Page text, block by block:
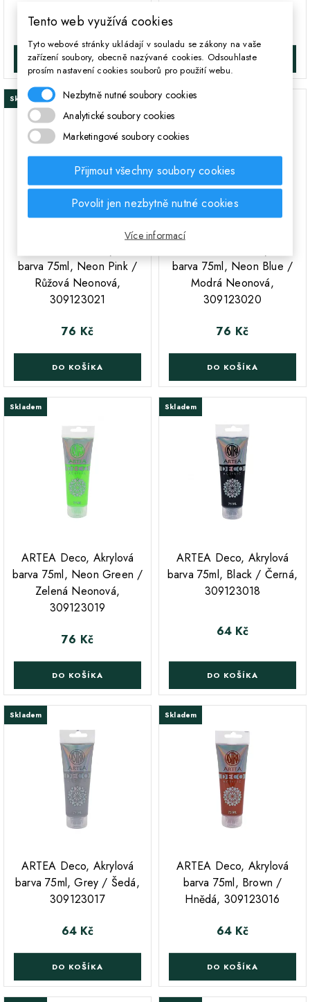
Cena
93 Kč
DO KOŠÍKA DO KOŠÍKA
Skladem
barva 75ml, Neon Pink /
Růžová Neonová,
309123021
Cena
76 Kč
DO KOŠÍKA
Skladem
barva 75ml, Neon Blue /
Modrá Neonová,
309123020
Cena
76 Kč
DO KOŠÍKA
Skladem
ARTEA Deco, Akrylová
barva 75ml, Neon Green /
Zelená Neonová,
309123019
Cena
76 Kč
DO KOŠÍKA
Skladem
ARTEA Deco, Akrylová
barva 75ml, Black / Černá,
309123018
Cena
64 Kč
DO KOŠÍKA
Skladem
ARTEA Deco, Akrylová
barva 75ml, Grey / Šedá,
309123017
Cena
64 Kč
DO KOŠÍKA
Skladem
ARTEA Deco, Akrylová
barva 75ml, Brown /
Hnědá, 309123016
Cena
64 Kč
DO KOŠÍKA
Tento web využívá cookies
Tyto webové stránky ukládají v souladu se zákony na vaše
zařízení soubory, obecně nazývané cookies. Odsouhlaste
prosím nastavení cookies souborů pro použití webu.
Nezbytně nutné soubory cookies
Analytické soubory cookies
Marketingové soubory cookies
Přijmout všechny soubory cookies
Povolit jen nezbytně nutné cookies
Více informací